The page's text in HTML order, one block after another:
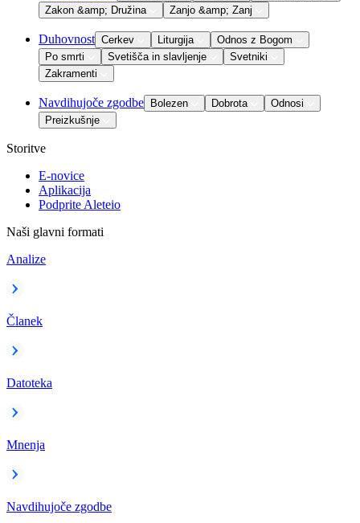
Zakon &amp; Družina
Zanjo &amp; Zanj
Duhovnost Cerkev Liturgija
Odnos z Bogom
Po smrti
Svetišča in slavljenje
Svetniki
Zakramenti
Navdihujoče zgodbe Bolezen Dobrota
Odnosi
Preizkušnje
Storitve
E-novice
Aplikacija
Podprite Aleteio
Naši glavni formati
Analize
Članek
Datoteka
Mnenja
Navdihujoče zgodbe